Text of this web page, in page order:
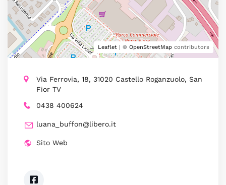
Leaflet | © OpenStreetMap contributors
Via Ferrovia, 18, 31020 Castello Roganzuolo, San
Fior TV
0438 400624
luana_buffon@libero.it
Sito Web